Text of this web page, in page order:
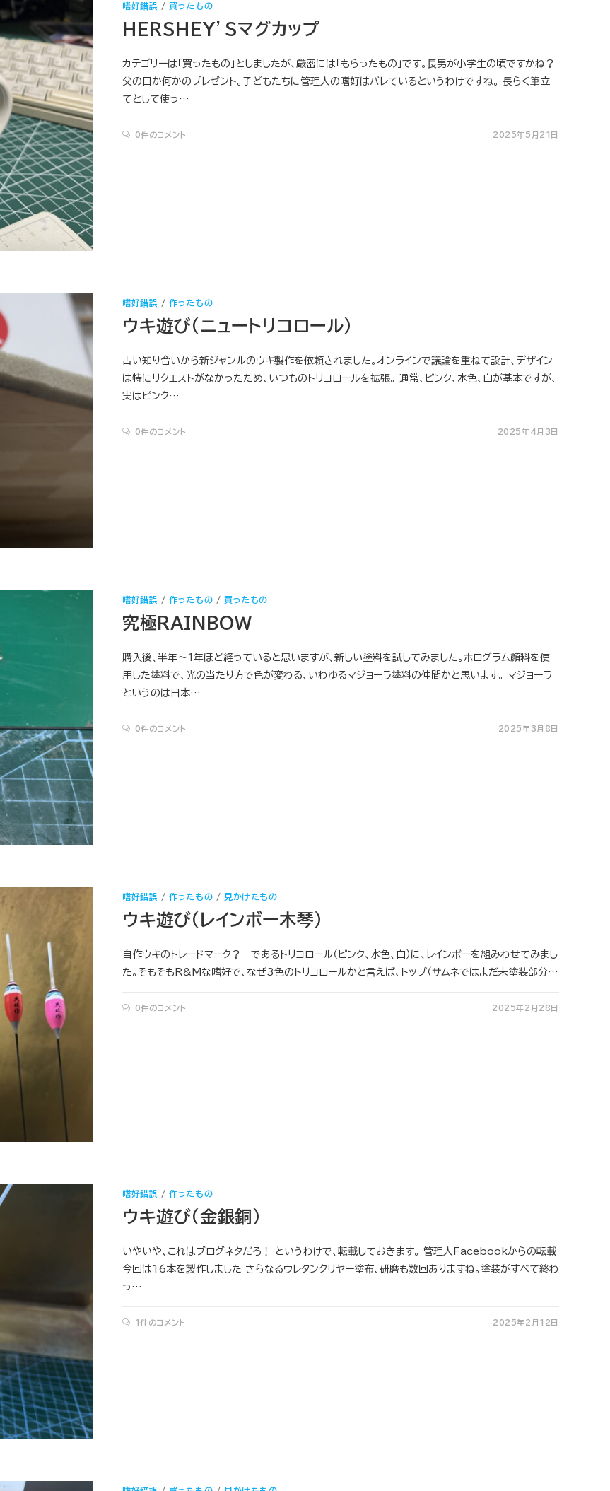
嗜好錯誤 /買ったもの
HERSHEY’Sマグカップ
カテゴリーは「買ったもの」としましたが、厳密には「もらったもの」です。長男が小学生の頃ですかね？
父の日か何かのプレゼント。子どもたちに管理人の嗜好はバレているというわけですね。 長らく筆立
てとして使っ…
0件のコメント 2025年5月21日
嗜好錯誤 /作ったもの
ウキ遊び（ニュートリコロール）
古い知り合いから新ジャンルのウキ製作を依頼されました。オンラインで議論を重ねて設計、デザイン
は特にリクエストがなかったため、いつものトリコロールを拡張。 通常、ピンク、水色、白が基本ですが、
実はピンク…
0件のコメント 2025年4月3日
嗜好錯誤 /作ったもの /買ったもの
究極RAINBOW
購入後、半年〜1年ほど経っていると思いますが、新しい塗料を試してみました。ホログラム顔料を使
用した塗料で、光の当たり方で色が変わる、いわゆるマジョーラ塗料の仲間かと思います。 マジョーラ
というのは日本…
0件のコメント 2025年3月8日
嗜好錯誤 /作ったもの / 見かけたもの
ウキ遊び（レインボー木琴）
自作ウキのトレードマーク？ であるトリコロール（ピンク、水色、白）に、レインボーを組みわせてみまし
た。そもそもR&Mな嗜好で、なぜ3色のトリコロールかと言えば、トップ（サムネではまだ未塗装部分…
0件のコメント 2025年2月28日
嗜好錯誤 /作ったもの
ウキ遊び（金銀銅）
いやいや、これはブログネタだろ！ というわけで、転載しておきます。 管理人Facebookからの転載
今回は16本を製作しました さらなるウレタンクリヤー塗布、研磨も数回ありますね。塗装がすべて終わ
っ…
1件のコメント 2025年2月12日